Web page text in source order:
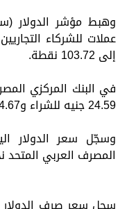
وهبط مؤشر الدولار
إلى 103.72 نقطة.
في البنك المركزي
24.59 جنيه للشراء و24.67 جنيه للبيع.
وسجّل سعر الدولار
المصرف العربي المتحد نحو 24.57 للشراء و 24.67